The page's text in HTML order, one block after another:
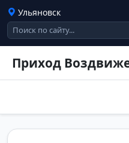
Ульяновск
Приход